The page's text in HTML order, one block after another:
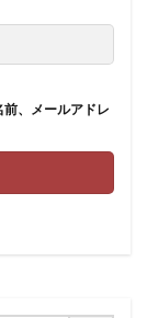
、メールアドレ